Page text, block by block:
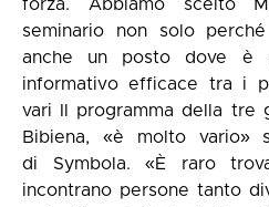
forza. Abbiamo scelto
seminario non solo
anche un posto dove è
informativo efficace tra i
vari Il programma della tre
Bibiena, «è molto vario»
di Symbola. «È raro
incontrano persone tanto